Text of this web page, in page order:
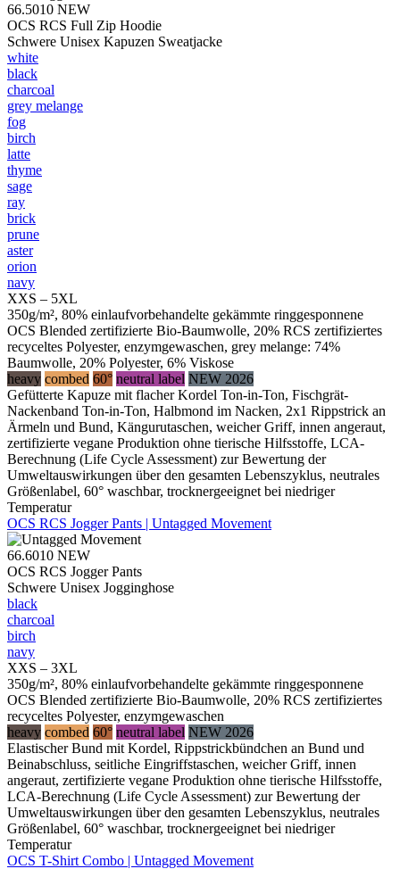
66.5010 NEW
OCS RCS Full Zip Hoodie
Schwere Unisex Kapuzen Sweatjacke
white
black
charcoal
grey melange
fog
birch
latte
thyme
sage
ray
brick
prune
aster
orion
navy
XXS – 5XL
350g/m², 80% einlaufvorbehandelte gekämmte ringgesponnene
OCS Blended zertifizierte Bio-Baumwolle, 20% RCS zertifiziertes
recyceltes Polyester, enzymgewaschen, grey melange: 74%
Baumwolle, 20% Polyester, 6% Viskose
heavy combed 60° neutral label NEW 2026
Gefütterte Kapuze mit flacher Kordel Ton-in-Ton, Fischgrät-
Nackenband Ton-in-Ton, Halbmond im Nacken, 2x1 Rippstrick an
Ärmeln und Bund, Kängurutaschen, weicher Griff, innen angeraut,
zertifizierte vegane Produktion ohne tierische Hilfsstoffe, LCA-
Berechnung (Life Cycle Assessment) zur Bewertung der
Umweltauswirkungen über den gesamten Lebenszyklus, neutrales
Größenlabel, 60° waschbar, trocknergeeignet bei niedriger
Temperatur
OCS RCS Jogger Pants | Untagged Movement
66.6010 NEW
OCS RCS Jogger Pants
Schwere Unisex Jogginghose
black
charcoal
birch
navy
XXS – 3XL
350g/m², 80% einlaufvorbehandelte gekämmte ringgesponnene
OCS Blended zertifizierte Bio-Baumwolle, 20% RCS zertifiziertes
recyceltes Polyester, enzymgewaschen
heavy combed 60° neutral label NEW 2026
Elastischer Bund mit Kordel, Rippstrickbündchen an Bund und
Beinabschluss, seitliche Eingriffstaschen, weicher Griff, innen
angeraut, zertifizierte vegane Produktion ohne tierische Hilfsstoffe,
LCA-Berechnung (Life Cycle Assessment) zur Bewertung der
Umweltauswirkungen über den gesamten Lebenszyklus, neutrales
Größenlabel, 60° waschbar, trocknergeeignet bei niedriger
Temperatur
OCS T-Shirt Combo | Untagged Movement